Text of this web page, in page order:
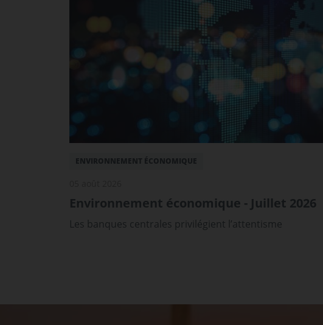
ENVIRONNEMENT ÉCONOMIQUE
Environnement économique - Juillet 2026
Les banques centrales privilégient l’attentisme